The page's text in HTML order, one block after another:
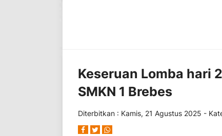
Keseruan Lomba hari
SMKN 1 Brebes
Diterbitkan : Kamis, 21 Agustus 2025 -